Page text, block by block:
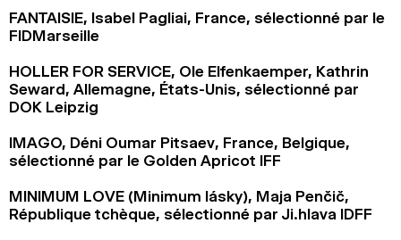
FANTAISIE, Isabel Pagliai, France, sélectionné par le
FIDMarseille
HOLLER FOR SERVICE, Ole Elfenkaemper, Kathrin
Seward, Allemagne, États-Unis, sélectionné par
DOK Leipzig
IMAGO, Déni Oumar Pitsaev, France, Belgique,
sélectionné par le Golden Apricot IFF
MINIMUM LOVE (Minimum lásky), Maja Penčič,
République tchèque, sélectionné par Ji.hlava IDFF